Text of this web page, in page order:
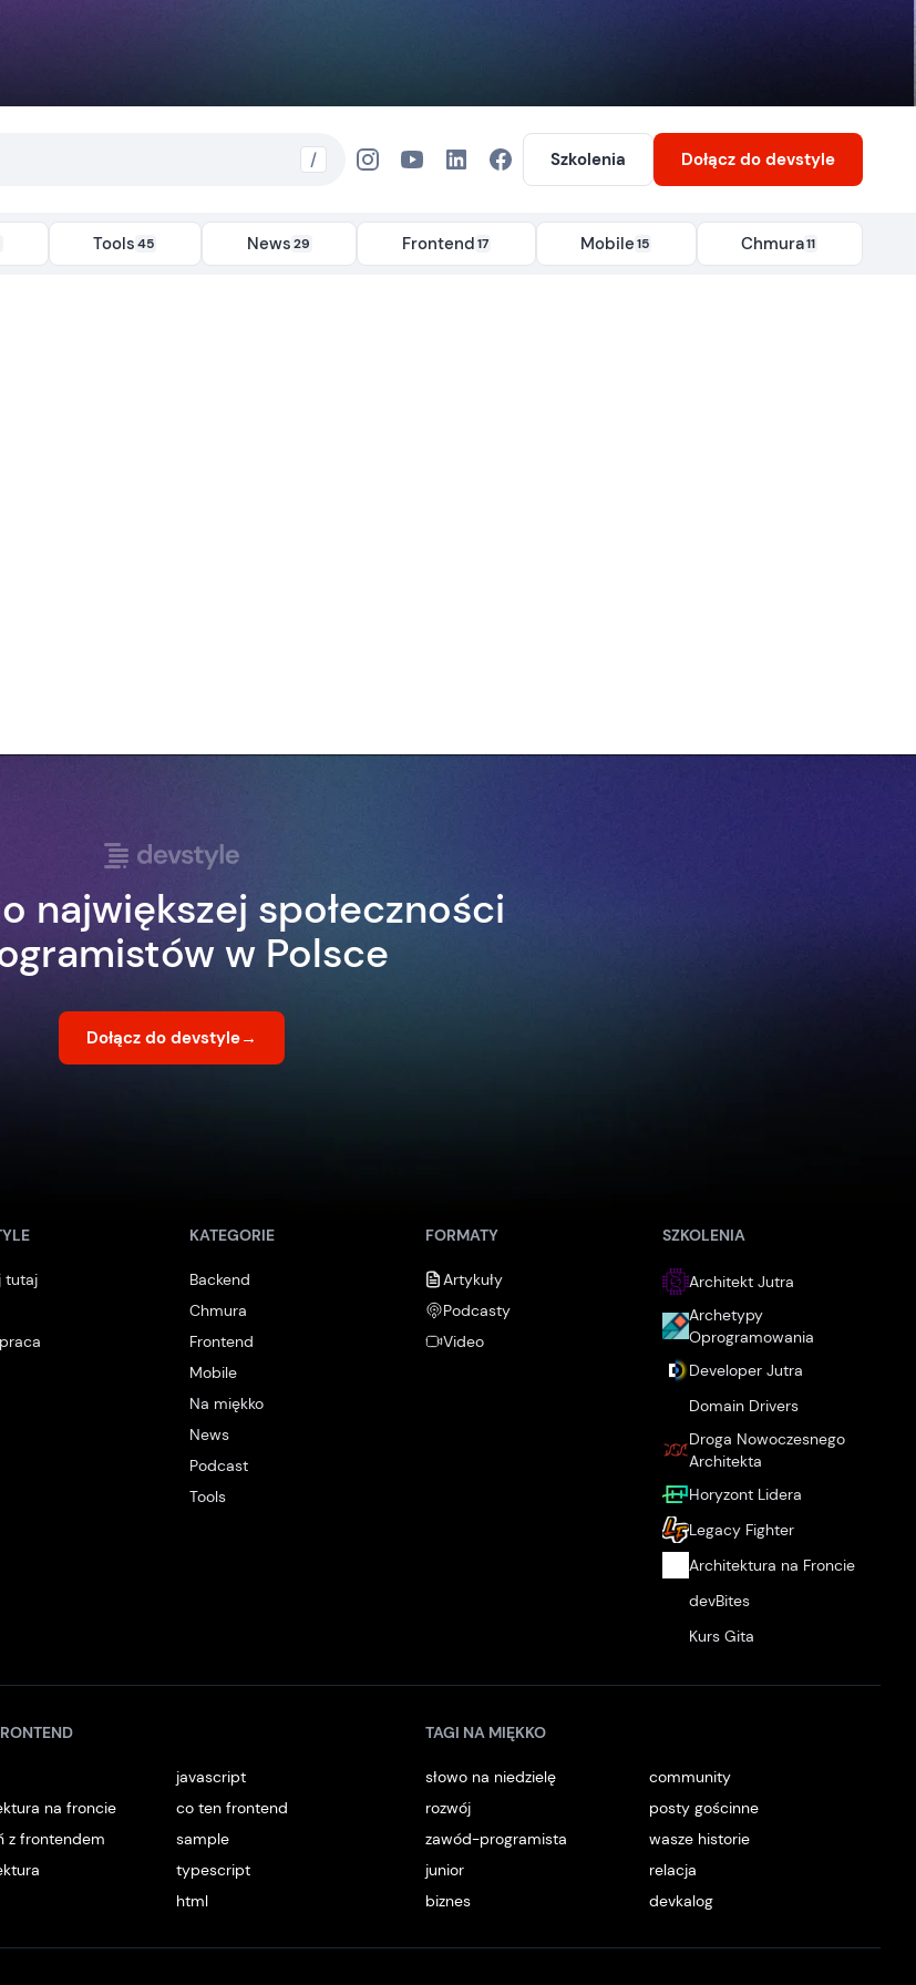
/ Szkolenia Dołącz do devstyle
Tools 45 News29 Frontend17 Mobile15 Chmura11
największej społeczności
w Polsce
Dołącz do devstyle→
tutaj
KATEGORIE
Backend
Chmura
Frontend
Mobile
Na miękko
News
Podcast
Tools
FORMATY
Artykuły
Podcasty
Video
SZKOLENIA
Architekt Jutra
Archetypy
Oprogramowania
Developer Jutra
Domain Drivers
Droga Nowoczesnego
Architekta
Horyzont Lidera
Legacy Fighter
Architektura na Froncie
devBites
Kurs Gita
javascript
na froncie
co ten frontend
z frontendem
sample
typescript
html
TAGI NA MIĘKKO
słowo na niedzielę
community
rozwój
posty gościnne
zawód-programista
wasze historie
junior
relacja
biznes
devkalog